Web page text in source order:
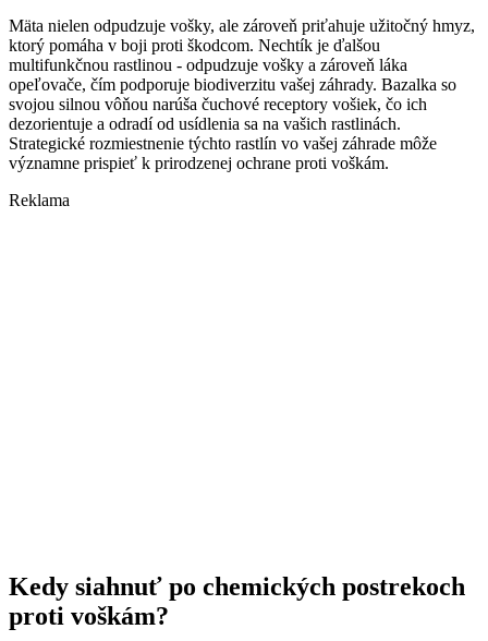
Mäta nielen odpudzuje vošky, ale zároveň priťahuje užitočný hmyz,
ktorý pomáha v boji proti škodcom. Nechtík je ďalšou
multifunkčnou rastlinou - odpudzuje vošky a zároveň láka
opeľovače, čím podporuje biodiverzitu vašej záhrady. Bazalka so
svojou silnou vôňou narúša čuchové receptory vošiek, čo ich
dezorientuje a odradí od usídlenia sa na vašich rastlinách.
Strategické rozmiestnenie týchto rastlín vo vašej záhrade môže
významne prispieť k prirodzenej ochrane proti voškám.
Reklama
Kedy siahnuť po chemických postrekoch
proti voškám?